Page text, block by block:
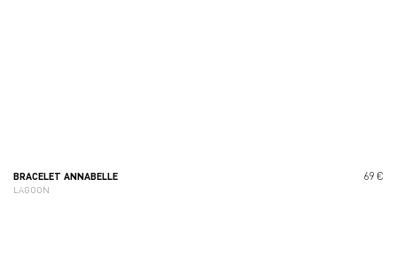
BRACELET ANNABELLE
LAGOON
69 €